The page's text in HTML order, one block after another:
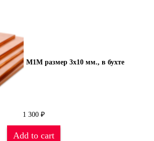
М1М размер 3х10 мм., в бухте
1 300 ₽
Add to cart